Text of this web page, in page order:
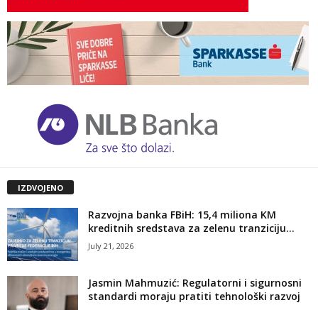
IZDVOJENO
Razvojna banka FBiH: 15,4 miliona KM
kreditnih sredstava za zelenu tranziciju...
July 21, 2026
Jasmin Mahmuzić: Regulatorni i sigurnosni
standardi moraju pratiti tehnološki razvoj